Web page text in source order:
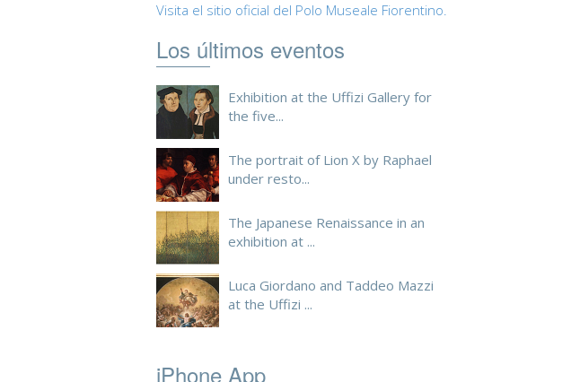
Visita el sitio oficial del Polo Museale Fiorentino.
Los últimos eventos
Exhibition at the Uffizi Gallery for
the five...
The portrait of Lion X by Raphael
under resto...
The Japanese Renaissance in an
exhibition at ...
Luca Giordano and Taddeo Mazzi
at the Uffizi ...
iPhone App